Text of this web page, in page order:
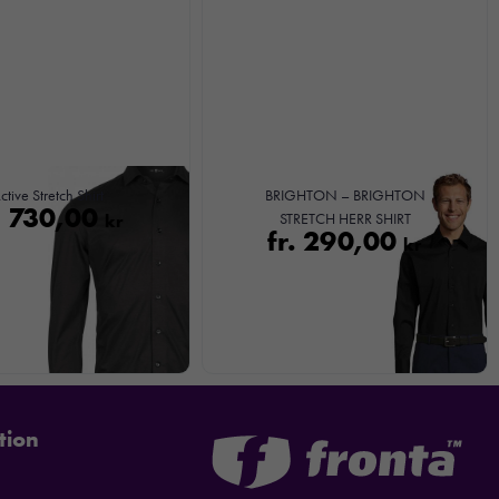
Stretch Shirt
730,00
BRIGHTON – BRIGHTON
STRETCH HERR SHIRT
fr. 290,00kr